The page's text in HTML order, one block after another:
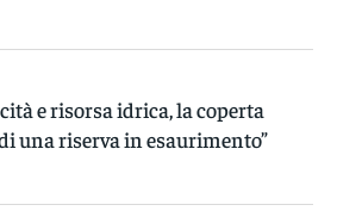
e risorsa idrica, la coperta
una riserva in esaurimento”